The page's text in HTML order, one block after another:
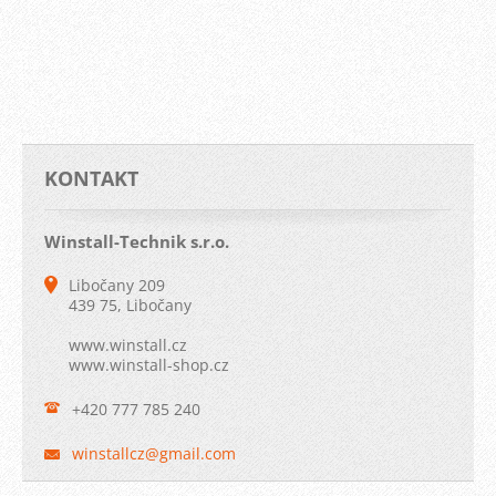
KONTAKT
Winstall-Technik s.r.o.
Libočany 209
439 75, Libočany
www.winstall.cz
www.winstall-shop.cz
+420 777 785 240
winstallcz@gmail.com